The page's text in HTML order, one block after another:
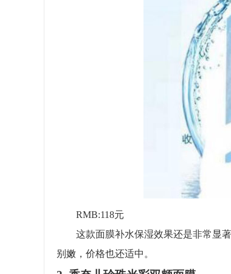
RMB:118元
这款面膜补水保湿效果还是非常显著
别嫩，价格也还适中。